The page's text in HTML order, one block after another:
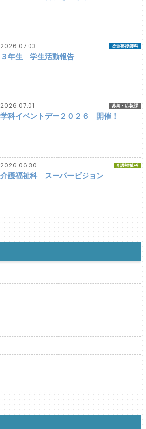
2026.07.03 柔道整復師科
３年生 学生活動報告
2026.07.01 募集・広報課
学科イベントデー２０２６ 開催！
2026.06.30 介護福祉科
介護福祉科 スーパービジョン